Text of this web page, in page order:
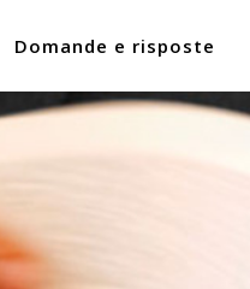
Domande e risposte